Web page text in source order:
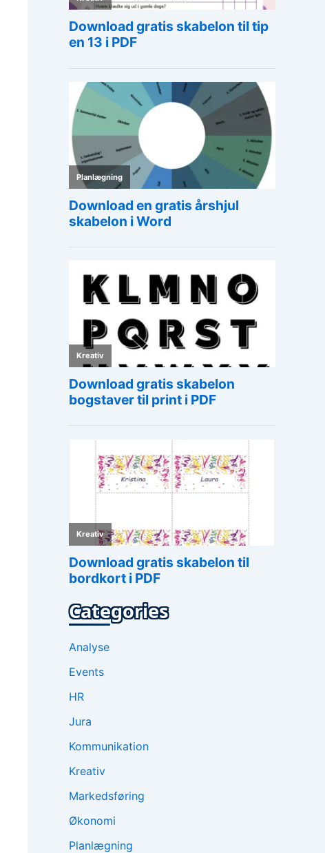
Categories
Analyse
Events
HR
Jura
Kommunikation
Kreativ
Markedsføring
Økonomi
Planlægning